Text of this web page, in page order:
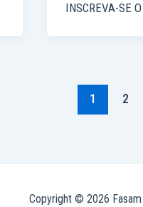
INSCREVA-SE
1 2
Copyright © 2026